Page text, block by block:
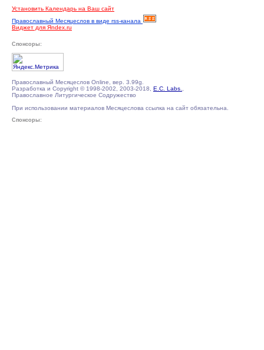
Установить Календарь на Ваш сайт
Православный Месяцеслов в виде rss-канала
Виджет для Яndex.ru
Спонсоры:
Православный Месяцеслов Online, вер. 3.99g.
Разработка и Copyright © 1998-2002, 2003-2018, E.C. Labs.
Православное Литургическое Содружество
При использовании материалов Месяцеслова ссылка на сайт обязательна.
Спонсоры: